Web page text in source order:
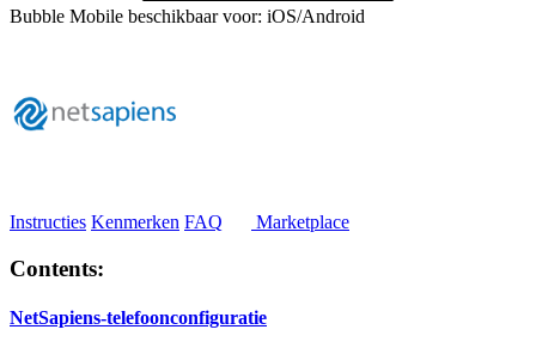
Bubble Mobile beschikbaar voor: iOS/Android
Instructies Kenmerken FAQ Marketplace
Contents:
NetSapiens-telefoonconfiguratie